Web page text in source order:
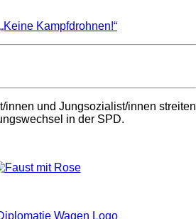
innen und Jungsozialist/innen streiten
in der SPD.